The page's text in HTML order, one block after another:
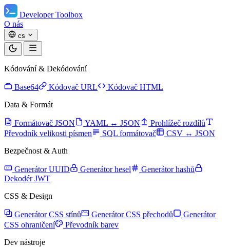
Developer Toolbox
O nás
cs
Kódování & Dekódování
Base64 Kódovač URL
Kódovač HTML
Data & Formát
Formátovač JSON YAML ↔ JSON
Prohlížeč rozdílů
Převodník velikosti písmen
SQL formátovač
CSV ↔ JSON
Bezpečnost & Auth
Generátor UUID Generátor hesel
Generátor hashů
Dekodér JWT
CSS & Design
Generátor CSS stínů Generátor CSS přechodů
Generátor
CSS ohraničení
Převodník barev
Dev nástroje